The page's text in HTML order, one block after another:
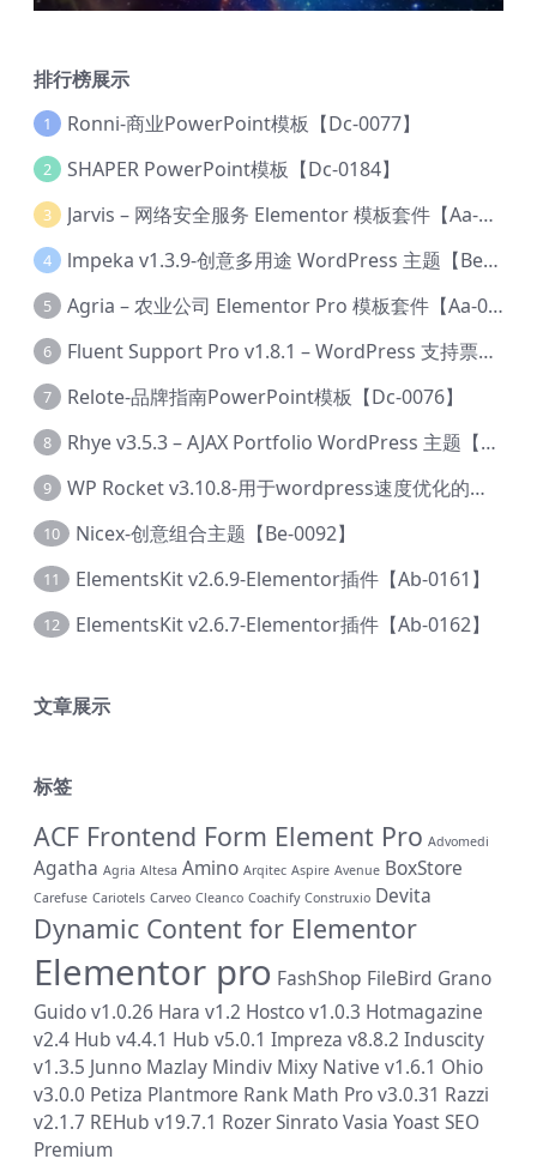
排行榜展示
1 Ronni-商业PowerPoint模板【Dc-0077】
2 SHAPER PowerPoint模板【Dc-0184】
3 Jarvis – 网络安全服务 Elementor 模板套件【Aa-0035】
4 lmpeka v1.3.9-创意多用途 WordPress 主题【Be-0064】
5 Agria – 农业公司 Elementor Pro 模板套件【Aa-0003】
6 Fluent Support Pro v1.8.1 – WordPress 支持票务系统【Cc-0041】
7 Relote-品牌指南PowerPoint模板【Dc-0076】
8 Rhye v3.5.3 – AJAX Portfolio WordPress 主题【Bi-0049】
9 WP Rocket v3.10.8-用于wordpress速度优化的缓存加速插件【Cd-0019】
10 Nicex-创意组合主题【Be-0092】
11 ElementsKit v2.6.9-Elementor插件【Ab-0161】
12 ElementsKit v2.6.7-Elementor插件【Ab-0162】
文章展示
标签
ACF Frontend Form Element Pro Advomedi
Agatha Agria Altesa Amino Arqitec Aspire Avenue BoxStore
Carefuse Cariotels Carveo Cleanco Coachify Construxio Devita
Dynamic Content for Elementor
Elementor pro FashShop FileBird Grano
Guido v1.0.26 Hara v1.2 Hostco v1.0.3 Hotmagazine
v2.4 Hub v4.4.1 Hub v5.0.1 Impreza v8.8.2 Induscity
v1.3.5 Junno Mazlay Mindiv Mixy Native v1.6.1 Ohio
v3.0.0 Petiza Plantmore Rank Math Pro v3.0.31 Razzi
v2.1.7 REHub v19.7.1 RozerSinratoVasia Yoast SEO
Premium